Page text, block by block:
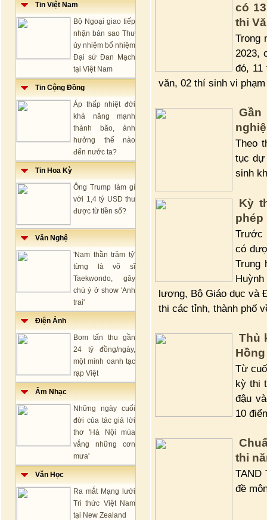
Tin Việt Nam
Bộ Ngoại giao tiếp
nhận bản sao Thư
ủy nhiệm bổ nhiệm
Đại sứ Đan Mạch
tại Việt Nam
Tin Cộng Đồng
Áp thấp nhiệt đới
khả năng mạnh
thành bão, ảnh
hưởng thế nào
đến nước ta?
Tin Hoa Kỳ
Ông Trump làm gì
với 1,4 tỷ USD thu
được từ tiền số?
Văn Nghệ
'Nam thần trăm tỷ'
từng là võ sĩ
Taekwondo, gây
chú ý ở show 'Anh
trai'
Điện Ảnh
Bom tấn thu gần
24 tỷ đồng/ngày,
một mình oanh tạc
rạp Việt
Âm Nhạc
Những ngày cuối
đời của tác giả lời
thơ 'Hà Nội mùa
vắng những cơn
mưa'
Văn Học
Ra mắt Mạng lưới
Tri thức Việt Nam
tại New Zealand
có
thi
Trong
2023,
đó, 11
văn, 02 thí sinh vi
Gần
Theo
tục dự
sinh
Kỳ
phép
Trước
có
Trung
lượng, Bộ Giáo dục và
thi các tỉnh, thành phố
Thủ
Từ
kỳ thi
đậu
10
thi
TAND
đề